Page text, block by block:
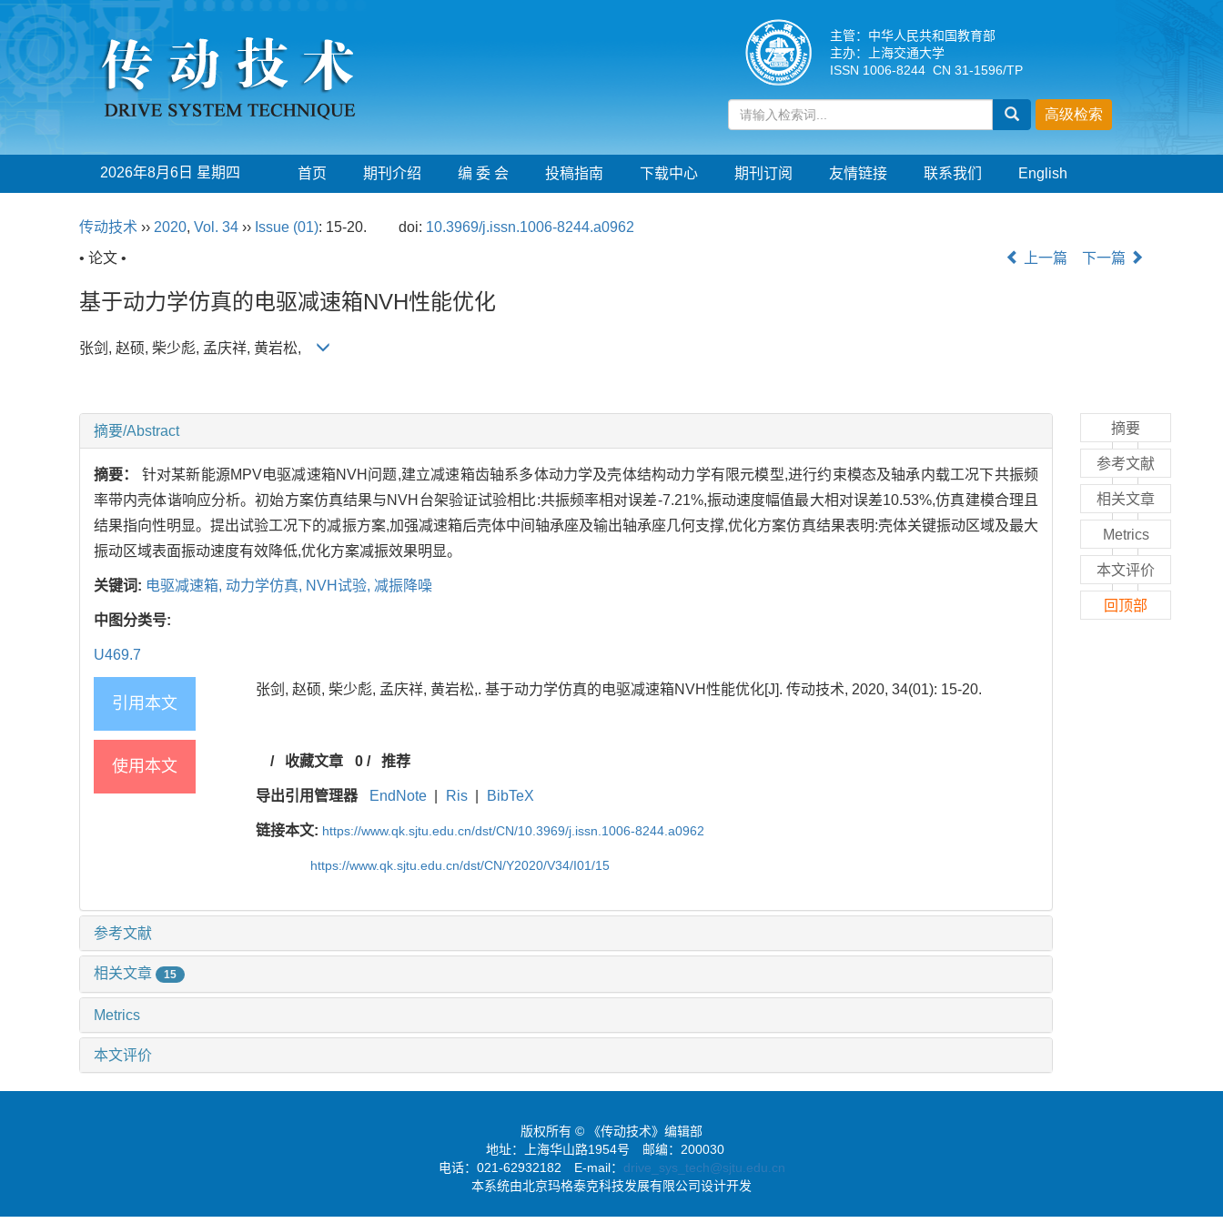
主管：中华人民共和国教育部
主办：上海交通大学
ISSN 1006-8244 CN 31-1596/TP
2026年8月6日 星期四 首页 期刊介绍 编 委 会 投稿指南 下载中心 期刊订阅 友情链接 联系我们 English
传动技术 ›› 2020, Vol. 34 ›› Issue (01): 15-20. doi: 10.3969/j.issn.1006-8244.a0962
• 论文 •
上一篇 下一篇
基于动力学仿真的电驱减速箱NVH性能优化
张剑, 赵硕, 柴少彪, 孟庆祥, 黄岩松,
摘要/Abstract
摘要： 针对某新能源MPV电驱减速箱NVH问题,建立减速箱齿轴系多体动力学及壳体结构动力学有限元模型,进行约束模态及轴承内载工况下共振频
率带内壳体谐响应分析。初始方案仿真结果与NVH台架验证试验相比:共振频率相对误差-7.21%,振动速度幅值最大相对误差10.53%,仿真建模合理且
结果指向性明显。提出试验工况下的减振方案,加强减速箱后壳体中间轴承座及输出轴承座几何支撑,优化方案仿真结果表明:壳体关键振动区域及最大
振动区域表面振动速度有效降低,优化方案减振效果明显。
关键词: 电驱减速箱, 动力学仿真, NVH试验, 减振降噪
中图分类号:
U469.7
引用本文
张剑, 赵硕, 柴少彪, 孟庆祥, 黄岩松,. 基于动力学仿真的电驱减速箱NVH性能优化[J]. 传动技术, 2020, 34(01): 15-20.
使用本文 / 收藏文章 0/ 推荐
导出引用管理器 EndNote Ris BibTeX
链接本文: https://www.qk.sjtu.edu.cn/dst/CN/10.3969/j.issn.1006-8244.a0962
https://www.qk.sjtu.edu.cn/dst/CN/Y2020/V34/I01/15
参考文献
相关文章 15
Metrics
本文评价
摘要
参考文献
相关文章
Metrics
本文评价
回顶部
版权所有 © 《传动技术》编辑部
地址：上海华山路1954号 邮编：200030
电话：021-62932182 E-mail： drive_sys_tech@sjtu.edu.cn
本系统由北京玛格泰克科技发展有限公司设计开发